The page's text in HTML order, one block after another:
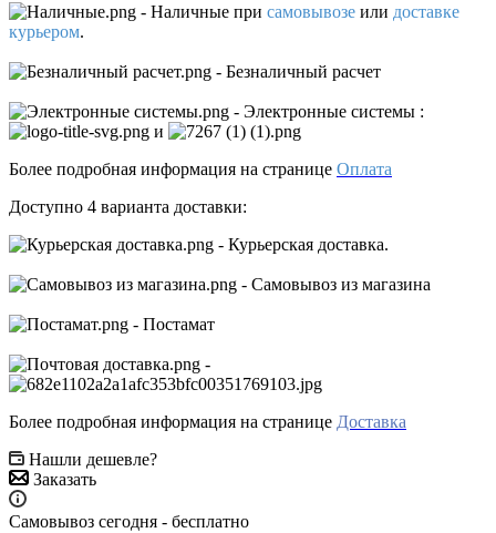
- Наличные при самовывозе или доставке
курьером.
- Безналичный расчет
- Электронные системы :
и
Более подробная информация на странице Оплата
Доступно 4 варианта доставки:
- Курьерская доставка.
- Самовывоз из магазина
- Постамат
-
Более подробная информация на странице Доставка
Нашли дешевле?
Заказать
Самовывоз сегодня - бесплатно